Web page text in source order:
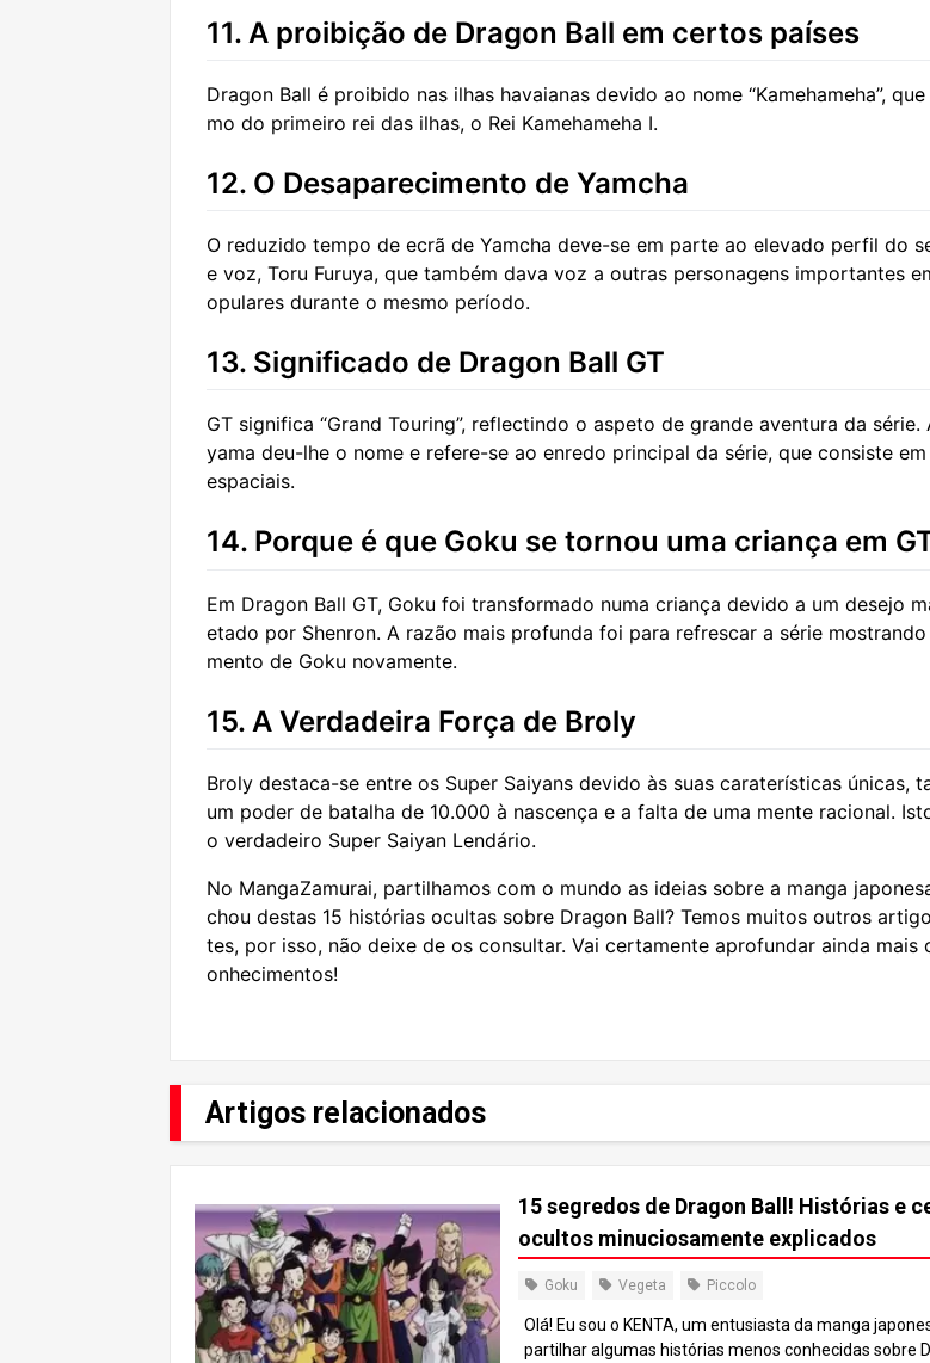
11. A proibição de Dragon Ball em certos países
Dragon Ball é proibido nas ilhas havaianas devido ao nome “Kamehameha”,
mo do primeiro rei das ilhas, o Rei Kamehameha I.
12. O Desaparecimento de Yamcha
O reduzido tempo de ecrã de Yamcha deve-se em parte ao elevado perfil do
e voz, Toru Furuya, que também dava voz a outras personagens importantes
opulares durante o mesmo período.
13. Significado de Dragon Ball GT
GT significa “Grand Touring”, reflectindo o aspeto de grande aventura da série.
yama deu-lhe o nome e refere-se ao enredo principal da série, que consiste
espaciais.
14. Porque é que Goku se tornou uma criança em
Em Dragon Ball GT, Goku foi transformado numa criança devido a um desejo
etado por Shenron. A razão mais profunda foi para refrescar a série
mento de Goku novamente.
15. A Verdadeira Força de Broly
Broly destaca-se entre os Super Saiyans devido às suas caraterísticas únicas,
um poder de batalha de 10.000 à nascença e a falta de uma mente racional.
o verdadeiro Super Saiyan Lendário.
No MangaZamurai, partilhamos com o mundo as ideias sobre a manga
chou destas 15 histórias ocultas sobre Dragon Ball? Temos muitos outros
tes, por isso, não deixe de os consultar. Vai certamente aprofundar ainda mais
onhecimentos!
Artigos relacionados
15 segredos de Dragon Ball! Histórias e
ocultos minuciosamente explicados
Goku Vegeta Piccolo
Olá! Eu sou o KENTA, um entusiasta da manga
partilhar algumas histórias menos conhecidas sobre